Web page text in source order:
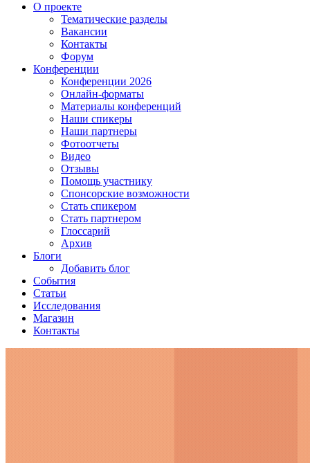
О проекте
Тематические разделы
Вакансии
Контакты
Форум
Конференции
Конференции 2026
Онлайн-форматы
Материалы конференций
Наши спикеры
Наши партнеры
Фотоотчеты
Видео
Отзывы
Помощь участнику
Спонсорские возможности
Стать спикером
Стать партнером
Глоссарий
Архив
Блоги
Добавить блог
События
Статьи
Исследования
Магазин
Контакты